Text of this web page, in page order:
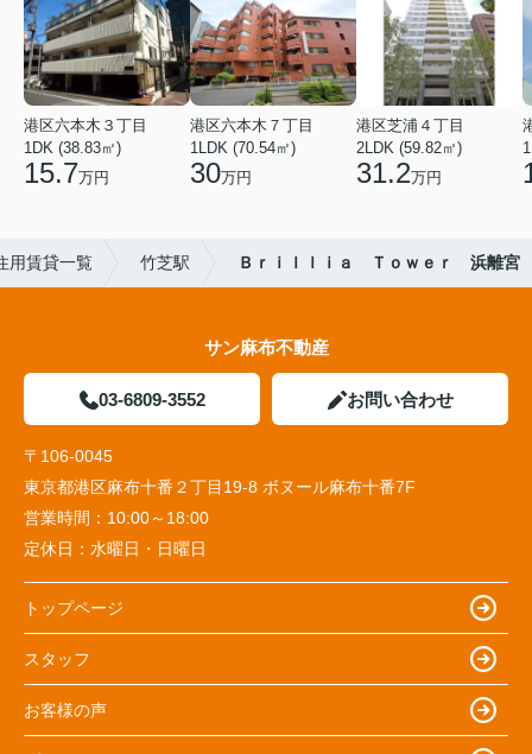
港区六本木３丁目
1DK (38.83㎡)
15.7万円
港区六本木７丁目
1LDK (70.54㎡)
30万円
港区芝浦４丁目
2LDK (59.82㎡)
31.2万円
用賃貸一覧 竹芝駅 Ｂｒｉｌｌｉａ Ｔｏｗｅｒ 浜離宮
サン麻布不動産
03-6809-3552 お問い合わせ
〒106-0045
東京都港区麻布十番２丁目19-8 ボヌール麻布十番7F
営業時間： 10:00～18:00
定休日： 水曜日・日曜日
トップページ
スタッフ
お客様の声